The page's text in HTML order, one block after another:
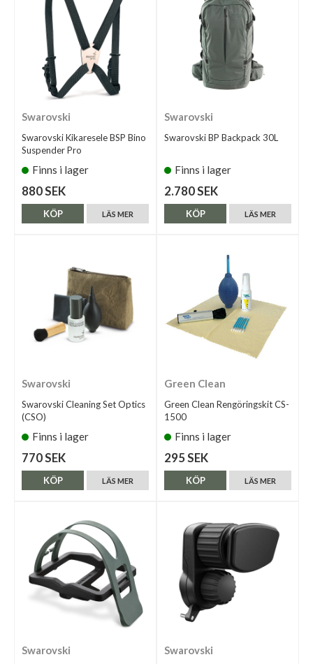
Swarovski
Swarovski Kikaresele BSP Bino
Suspender Pro
Finns i lager
880 SEK
LÄS MER
KÖP
Swarovski
Swarovski BP Backpack 30L
Finns i lager
2.780 SEK
LÄS MER
KÖP
Swarovski
Swarovski Cleaning Set Optics
(CSO)
Finns i lager
770 SEK
LÄS MER
KÖP
Green Clean
Green Clean Rengöringskit CS-
1500
Finns i lager
295 SEK
LÄS MER
KÖP
Swarovski Swarovski